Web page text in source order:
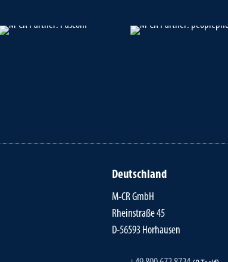
Deutschland
M-CR GmbH
Rheinstraße 45
D-56593 Horhausen